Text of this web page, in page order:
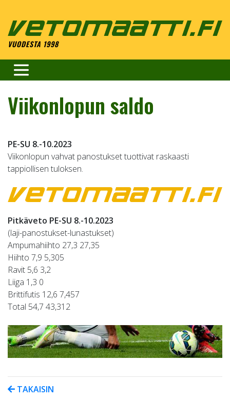
content
VUODESTA 1998
Viikonlopun saldo
PE-SU 8.-10.2023
Viikonlopun vahvat panostukset tuottivat raskaasti
tappiollisen tuloksen.
Pitkäveto PE-SU 8.-10.2023
(laji-panostukset-lunastukset)
Ampumahiihto 27,3 27,35
Hiihto 7,9 5,305
Ravit 5,6 3,2
Liiga 1,3 0
Brittifutis 12,6 7,457
Total 54,7 43,312
TAKAISIN